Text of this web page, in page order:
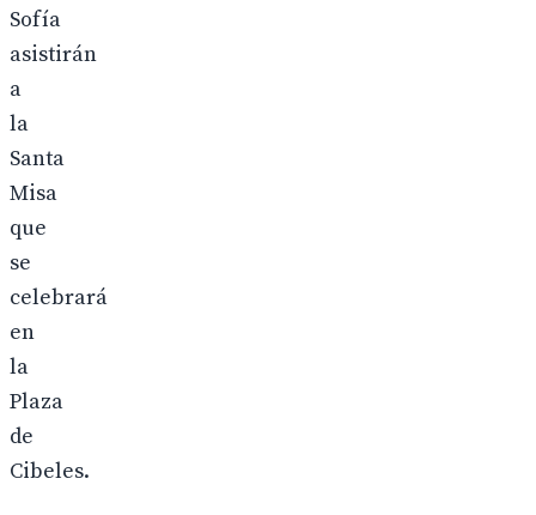
Sofía
asistirán
a
la
Santa
Misa
que
se
celebrará
en
la
Plaza
de
Cibeles.